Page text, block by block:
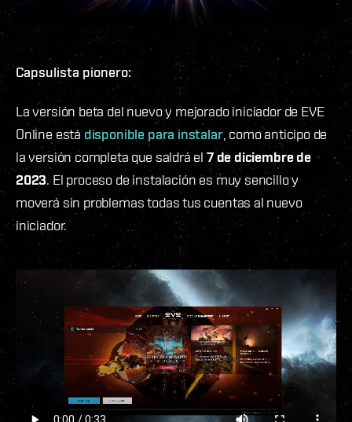
Capsulista pionero:
La versión beta del nuevo y mejorado iniciador de EVE
Online está disponible para instalar, como anticipo de
la versión completa que saldrá el7 de diciembre de
2023. El proceso de instalación es muy sencillo y
moverá sin problemas todas tus cuentas al nuevo
iniciador.